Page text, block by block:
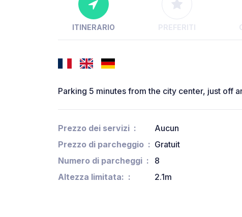
ITINERARIO PREFERITI
Parking 5 minutes from the city center, just off
Prezzo dei servizi
Aucun
Prezzo di parcheggio
Gratuit
Numero di parcheggi
8
Altezza limitata:
2.1m